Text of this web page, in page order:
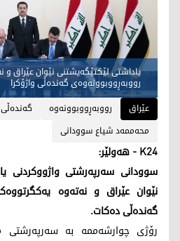
یاداشتی لێكتێگه‌یشتنی نێوان عێراق و
رووبه‌ڕووبوونه‌وه‌ی گه‌نده‌ڵی واژۆكرا
عێراق
رووبه‌ڕووبوونه‌وه‌ گه‌نده‌ڵی
محه‌ممه‌د شیاع سوودانی
K24 - هەولێر:
سوودانى سه‌رپه‌رشتی واژووكردنی
نێوان عێراق و نه‌ته‌وه‌
گه‌نده‌ڵی ده‌كات.
رۆژی چوارشه‌ممه‌ به‌ سه‌رپه‌رشتی